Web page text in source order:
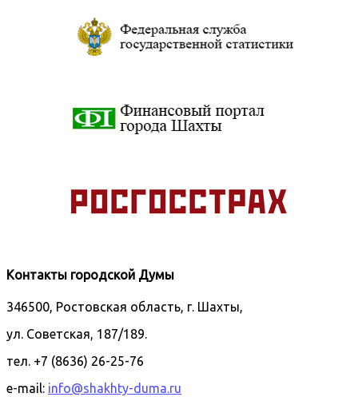
Контакты городской Думы
346500, Ростовская область, г. Шахты,
ул. Советская, 187/189.
тел. +7 (8636) 26-25-76
e-mail: info@shakhty-duma.ru